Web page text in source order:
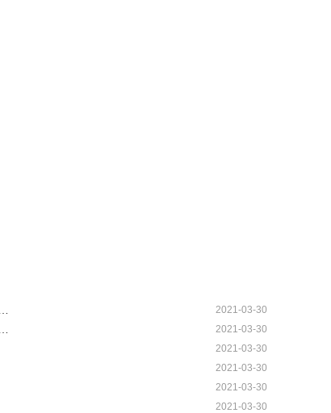
2021-03-30
2021-03-30
2021-03-30
2021-03-30
2021-03-30
2021-03-30